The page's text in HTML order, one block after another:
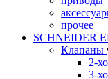
прочее
SCHNEIDER
Клапаны
2-
3-